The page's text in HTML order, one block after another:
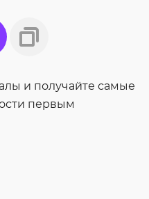
и получайте самые
первым